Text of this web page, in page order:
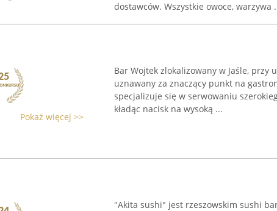
dostawców. Wszystkie owoce, warzywa
Pokaż więcej >>
Bar Wojtek zlokalizowany w Jaśle, przy
uznawany za znaczący punkt na
specjalizuje się w serwowaniu
kładąc nacisk na wysoką ...
"Akita sushi" jest rzeszowskim sushi